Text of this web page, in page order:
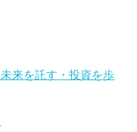
来を託す・投資を歩